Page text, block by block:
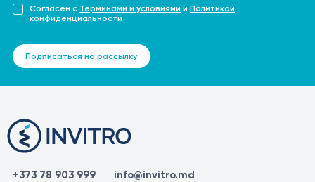
Согласен с Терминами и условиями и Политикой
конфиденциальности
Подписаться на рассылку
+373 78 903 999 info@invitro.md